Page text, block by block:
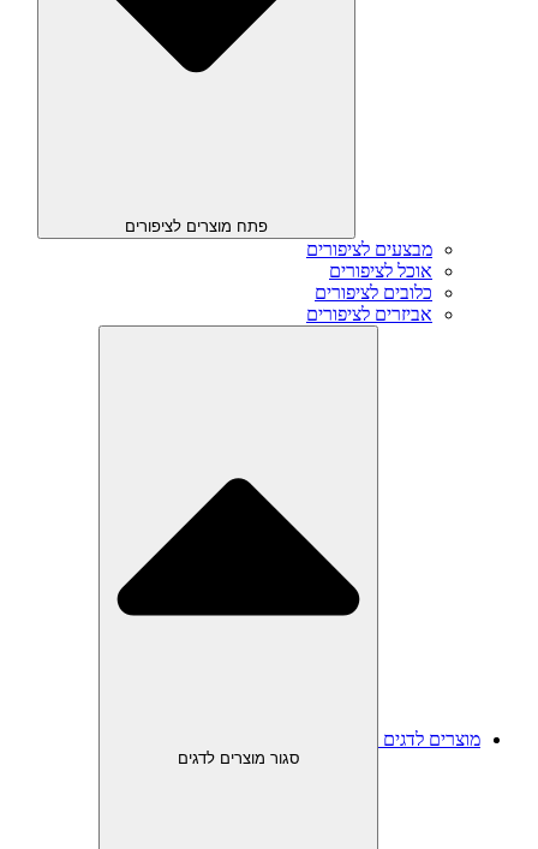
פתח מוצרים לציפורים
מבצעים לציפורים
אוכל לציפורים
כלובים לציפורים
אביזרים לציפורים
מוצרים לדגים
סגור מוצרים לדגים